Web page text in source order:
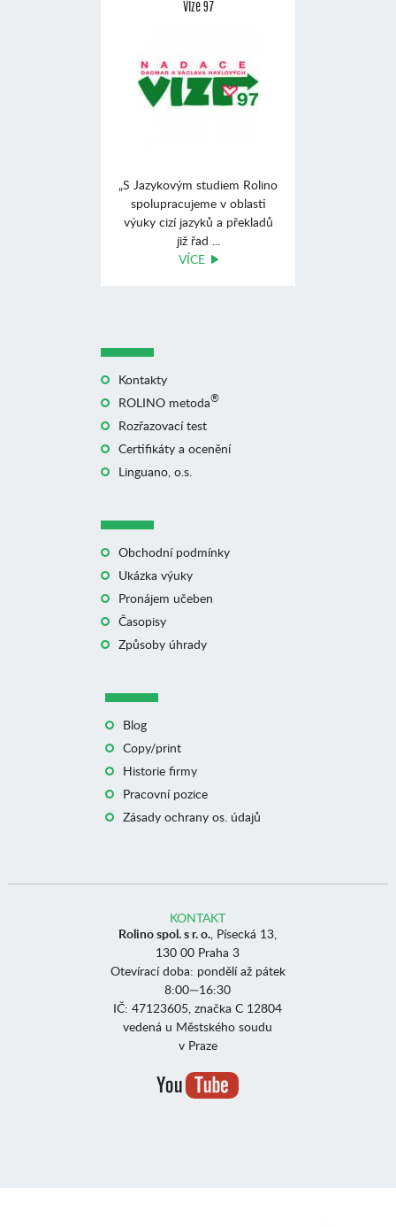
Vize 97
„S Jazykovým studiem Rolino
spolupracujeme v oblasti
výuky cizí jazyků a překladů
již řad ...
VÍCE
Kontakty
ROLINO metoda®
Rozřazovací test
Certifikáty a ocenění
Linguano, o.s.
Obchodní podmínky
Ukázka výuky
Pronájem učeben
Časopisy
Způsoby úhrady
Blog
Copy/print
Historie firmy
Pracovní pozice
Zásady ochrany os. údajů
KONTAKT
Rolino spol. s r. o., Písecká 13,
130 00 Praha 3
Otevírací doba: pondělí až pátek
8:00—16:30
IČ: 47123605, značka C 12804
vedená u Městského soudu
v Praze